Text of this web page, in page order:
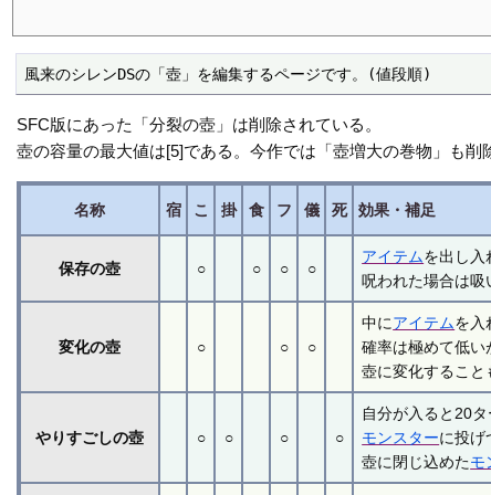
風来のシレンDSの「壺」を編集するページです。(値段順)
SFC版にあった「分裂の壺」は削除されている。
壺の容量の最大値は[5]である。今作では「壺増大の巻物」も
名称 宿 こ 掛 食 フ 儀 死 効果・補足
保存の壺 ○ ○ ○ ○
アイテムを出し入
呪われた場合は吸
変化の壺 ○ ○ ○
中にアイテムを入
確率は極めて低い
壺に変化すること
やりすごしの壺 ○ ○ ○ ○
自分が入ると20
モンスターに投げ
壺に閉じ込めたモ